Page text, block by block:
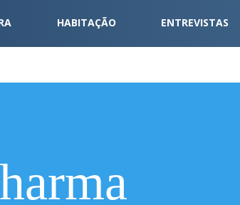
HABITAÇÃO ENTREVISTAS